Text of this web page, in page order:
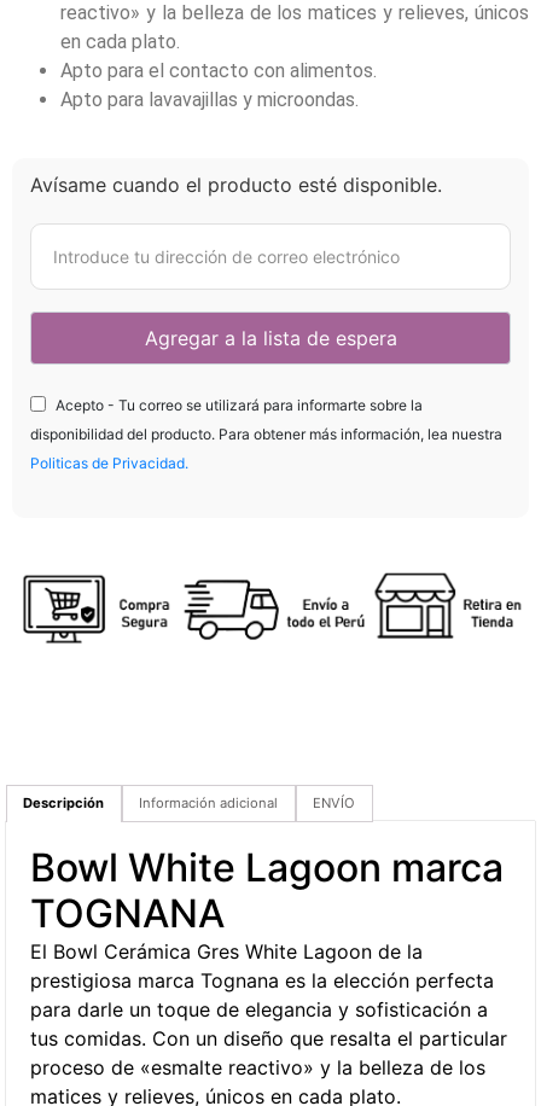
reactivo» y la belleza de los matices y relieves, únicos
en cada plato.
Apto para el contacto con alimentos.
Apto para lavavajillas y microondas.
Avísame cuando el producto esté disponible.
Acepto - Tu correo se utilizará para informarte sobre la
disponibilidad del producto. Para obtener más información, lea nuestra
Politicas de Privacidad.
Descripción Información adicional ENVÍO
Bowl White Lagoon marca
TOGNANA
El Bowl Cerámica Gres White Lagoon de la
prestigiosa marca Tognana es la elección perfecta
para darle un toque de elegancia y sofisticación a
tus comidas. Con un diseño que resalta el particular
proceso de «esmalte reactivo» y la belleza de los
matices y relieves, únicos en cada plato.